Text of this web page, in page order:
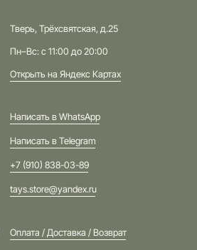
Тверь, Трёхсвятская, д.25
Пн–Вс: с 11:00 до 20:00
Открыть на Яндекс Картах
Написать в WhatsApp
Написать в Telegram
+7 (910) 838-03-89
tays.store@yandex.ru
Оплата / Доставка / Возврат